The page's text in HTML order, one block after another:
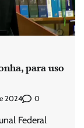
para uso
2024 0
Federal